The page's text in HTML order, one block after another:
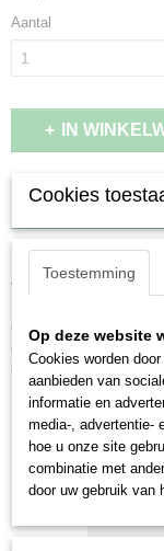
Aantal
IN
Specificaties
Omschrijving
Verbindings- en
Zijn nodig voor de
afgekort wordt.
Ook interessant
Cookies
Toestemming
Op deze website
Cookies worden
aanbieden van
informatie en
media-, advertentie-
hoe u onze site
combinatie met
door uw gebruik van